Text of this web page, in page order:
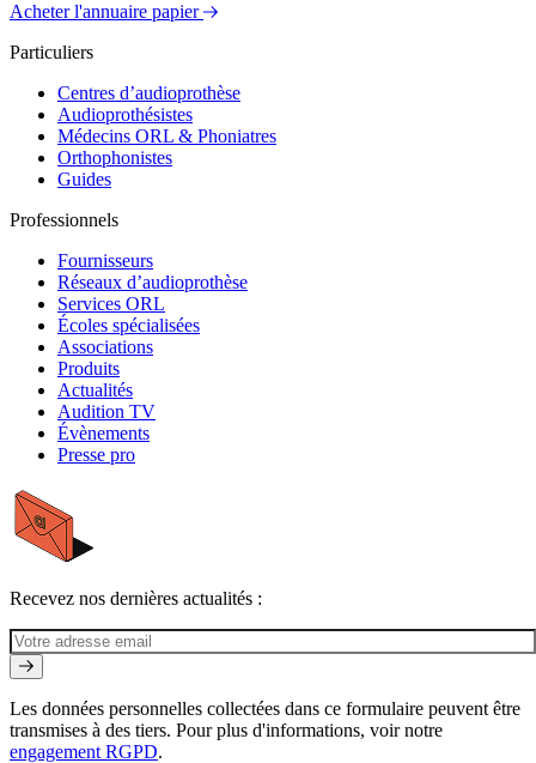
Acheter l'annuaire papier
Particuliers
Centres d’audioprothèse
Audioprothésistes
Médecins ORL & Phoniatres
Orthophonistes
Guides
Professionnels
Fournisseurs
Réseaux d’audioprothèse
Services ORL
Écoles spécialisées
Associations
Produits
Actualités
Audition TV
Évènements
Presse pro
Recevez nos dernières actualités :
Les données personnelles collectées dans ce formulaire peuvent être
transmises à des tiers. Pour plus d'informations, voir notre
engagement RGPD.